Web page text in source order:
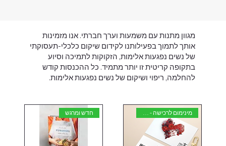
מגוון מתנות עם משמעות וערך חברתי. אנו מזמינות
אותך לתמוך בפעילותנו לקידום שיקום כלכלי-תעסוקתי
של נשים נפגעות אלימות, הזקוקות לתמיכה וסיוע
בתקופה קריטית זו יותר מתמיד. כל ההכנסות קודש
להחלמה, ריפוי ושיקום של נשים נפגעות אלימות.
מינימום לרכישה - 50 יחידות חדש ומרגש